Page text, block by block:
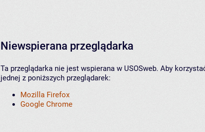
Niewspierana przeglądarka
Ta przeglądarka nie jest wspierana w USOSweb. Aby
jednej z poniższych przeglądarek:
Mozilla Firefox
Google Chrome